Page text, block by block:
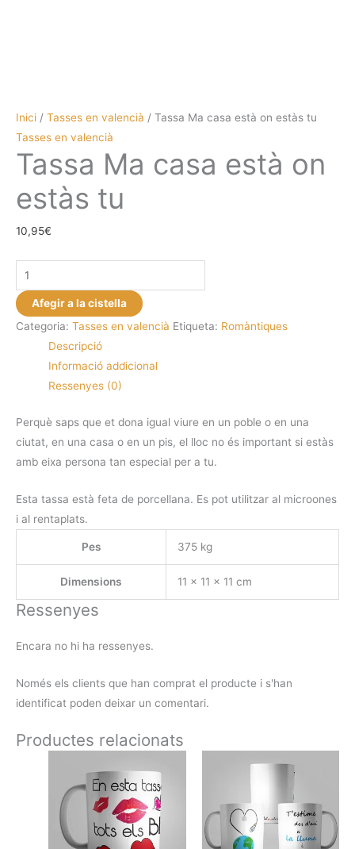
Inici / Tasses en valencià / Tassa Ma casa està on estàs tu
Tasses en valencià
Tassa Ma casa està on
estàs tu
10,95€
quantitat
de
Tassa
Ma
tu
Afegir a la cistella
Categoria: Tasses en valencià Etiqueta: Romàntiques
Descripció
Informació addicional
Ressenyes (0)
Perquè saps que et dona igual viure en un poble o en una
ciutat, en una casa o en un pis, el lloc no és important si estàs
amb eixa persona tan especial per a tu.
Esta tassa està feta de porcellana. Es pot utilitzar al microones
i al rentaplats.
Pes 375 kg
Dimensions 11 × 11 × 11 cm
Ressenyes
Encara no hi ha ressenyes.
Només els clients que han comprat el producte i s'han
identificat poden deixar un comentari.
Productes relacionats